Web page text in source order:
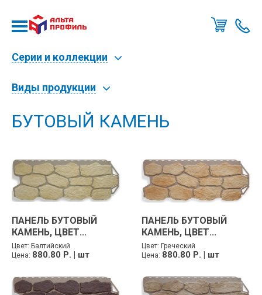
Серии и коллекции
Виды продукции
БУТОВЫЙ КАМЕНЬ
ПАНЕЛЬ БУТОВЫЙ
КАМЕНЬ, ЦВЕТ...
Цвет: Балтийский
Цена: 880.80 Р. | шт
ПАНЕЛЬ БУТОВЫЙ
КАМЕНЬ, ЦВЕТ...
Цвет: Греческий
Цена: 880.80 Р. | шт